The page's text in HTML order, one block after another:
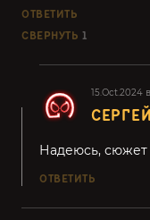
ОТВЕТИТЬ
СВЕРНУТЬ 1
15.Oct.2024
Надеюсь, сюжет
ОТВЕТИТЬ